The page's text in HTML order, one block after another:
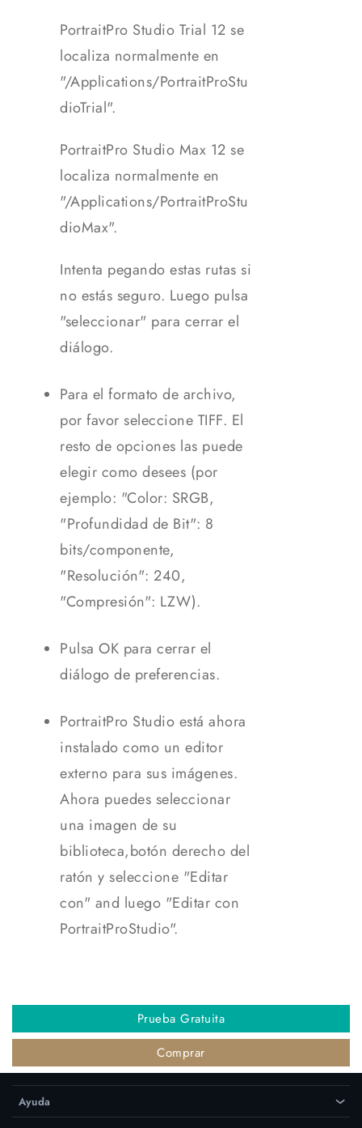
PortraitPro Studio Trial 12 se
localiza normalmente en
"/Applications/PortraitProStu
dioTrial".
PortraitPro Studio Max 12 se
localiza normalmente en
"/Applications/PortraitProStu
dioMax".
Intenta pegando estas rutas si
no estás seguro. Luego pulsa
"seleccionar" para cerrar el
diálogo.
Para el formato de archivo,
por favor seleccione TIFF. El
resto de opciones las puede
elegir como desees (por
ejemplo: "Color: SRGB,
"Profundidad de Bit": 8
bits/componente,
"Resolución": 240,
"Compresión": LZW).
Pulsa OK para cerrar el
diálogo de preferencias.
PortraitPro Studio está ahora
instalado como un editor
externo para sus imágenes.
Ahora puedes seleccionar
una imagen de su
biblioteca,botón derecho del
ratón y seleccione "Editar
con" and luego "Editar con
PortraitProStudio".
Prueba Gratuita
Comprar
Ayuda ›